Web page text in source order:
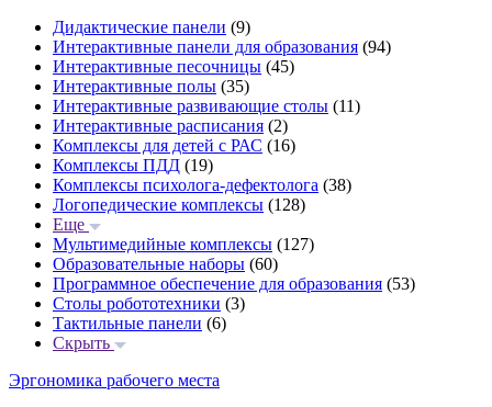
Дидактические панели (9)
Интерактивные панели для образования (94)
Интерактивные песочницы (45)
Интерактивные полы (35)
Интерактивные развивающие столы (11)
Интерактивные расписания (2)
Комплексы для детей с РАС (16)
Комплексы ПДД (19)
Комплексы психолога-дефектолога (38)
Логопедические комплексы (128)
Еще
Мультимедийные комплексы (127)
Образовательные наборы (60)
Программное обеспечение для образования (53)
Столы робототехники (3)
Тактильные панели (6)
Скрыть
Эргономика рабочего места